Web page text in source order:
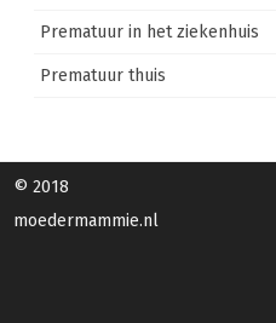
Prematuur in het ziekenhuis
Prematuur thuis
© 2018
moedermammie.nl